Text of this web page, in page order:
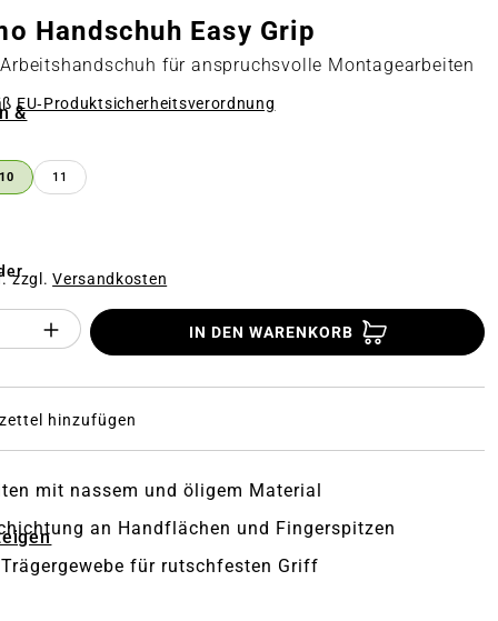
&
Handschuh Easy Grip
für anspruchsvolle Montagearbeiten
EU‑Produktsicherheitsverordnung
10 11
zzgl.Versandkosten
des Produktes "%product%":
IN DEN WARENKORB
hinzufügen
mit nassem und öligem Material
an Handflächen und Fingerspitzen
für rutschfesten Griff